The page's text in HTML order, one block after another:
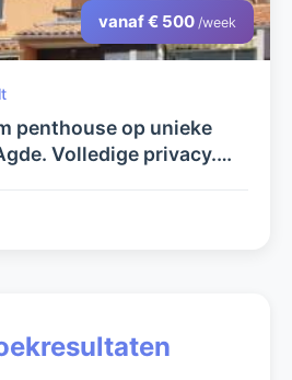
vanaf € 500 /week
penthouse op unieke
Volledige privacy.